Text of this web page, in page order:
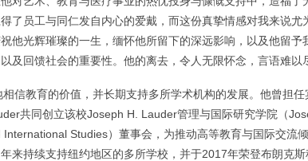
了员工与同仁发自内心的爱戴，而这份真挚情感对我来说
他光辉璀璨的一生，缅怀他所留下的深远影响，以及他留予
回馈社会的重要性。他的离去，令人无限怀念，言语难以
信教育的价值，并长期支持多所学术机构的发展。他曾担
共同创立该校Joseph H. Lauder管理与国际研究学院（
Studies）董事会，为推动高等教育与国际交流
来持续支持纽约地区的多所学校，并于2017年荣登布朗克